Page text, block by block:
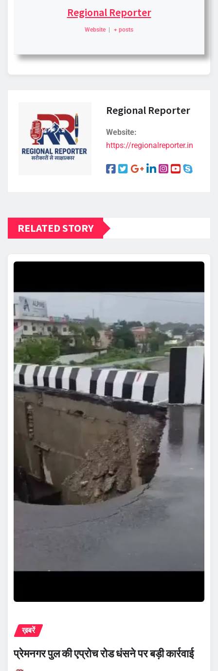
Regional Reporter
Website + posts
Regional Reporter
Website:
https://regionalreporter.in
RELATED STORY
ख़बरें
प्रेमनगर पुल की एप्रोच रोड धंसने पर बड़ी कार्रवाई